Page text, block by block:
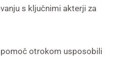
s ključnimi akterji za
otrokom usposobili